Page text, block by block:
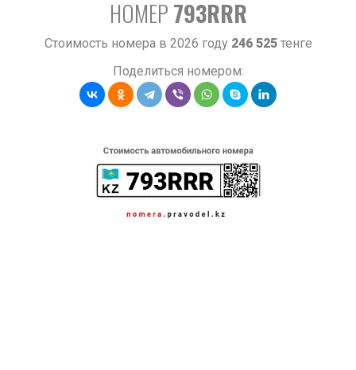
НОМЕР793RRR
Стоимость номера в 2026 году 246 525тенге
Поделиться номером: